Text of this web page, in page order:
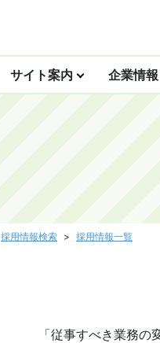
サイト案内 企業情報
採用情報検索 採用情報一覧
「従事すべき業務